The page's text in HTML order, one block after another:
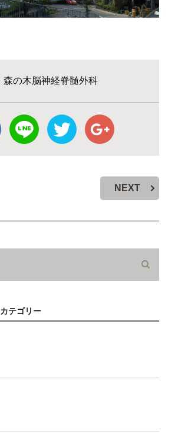
森の木脳神経脊髄外科
NEXT
カテゴリー